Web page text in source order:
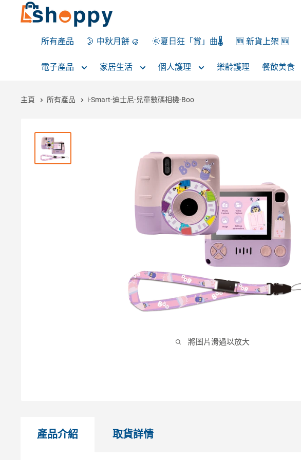
所有產品 🌛 中秋月餅 🥮 🌞夏日狂「賞」曲🌡️ 🆕 新貨上架 🆕
電子產品 家居生活 個人護理 樂齡護理 餐飲美食
主頁 所有產品 i-Smart-迪士尼-兒童數碼相機-Boo
將圖片滑過以放大
產品介紹 取貨詳情